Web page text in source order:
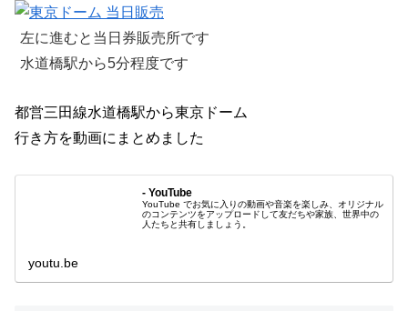
左に進むと当日券販売所です
水道橋駅から5分程度です
都営三田線水道橋駅から東京ドーム
行き方を動画にまとめました
- YouTube
YouTube でお気に入りの動画や音楽を楽しみ、オリジナル
のコンテンツをアップロードして友だちや家族、世界中の
人たちと共有しましょう。
youtu.be